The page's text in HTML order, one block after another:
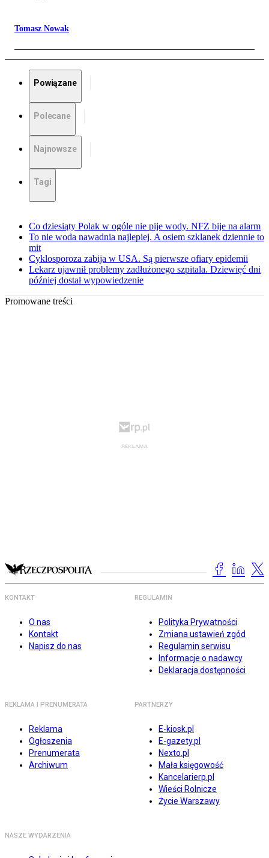
Tomasz Nowak
Powiązane
Polecane
Najnowsze
Tagi
Co dziesiąty Polak w ogóle nie pije wody. NFZ bije na alarm
To nie woda nawadnia najlepiej. A osiem szklanek dziennie to
mit
Cyklosporoza zabija w USA. Są pierwsze ofiary epidemii
Lekarz ujawnił problemy zadłużonego szpitala. Dziewięć dni
później dostał wypowiedzenie
Promowane treści
KONTAKT
O nas
Kontakt
Napisz do nas
REGULAMIN
Polityka Prywatności
Zmiana ustawień zgód
Regulamin serwisu
Informacje o nadawcy
Deklaracja dostępności
REKLAMA I PRENUMERATA
Reklama
Ogłoszenia
Prenumerata
Archiwum
PARTNERZY
E-kiosk.pl
E-gazety.pl
Nexto.pl
Mała księgowość
Kancelarierp.pl
Wieści Rolnicze
Życie Warszawy
NASZE WYDARZENIA